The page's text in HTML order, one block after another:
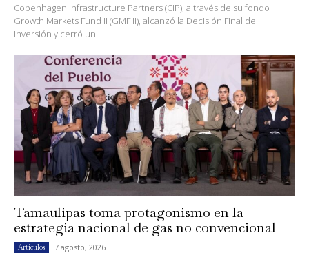
Copenhagen Infrastructure Partners (CIP), a través de su fondo
Growth Markets Fund II (GMF II), alcanzó la Decisión Final de
Inversión y cerró un...
Tamaulipas toma protagonismo en la
estrategia nacional de gas no convencional
Artículos 7 agosto, 2026